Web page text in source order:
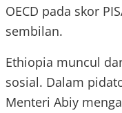
OECD pada skor
sembilan.
Ethiopia muncul
sosial. Dalam
Menteri Abiy